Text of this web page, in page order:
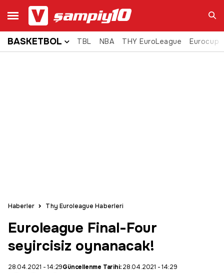
Ara
BASKETBOL TBL NBA THY EuroLeague Eurocup
Haberler Thy Euroleague Haberleri
Euroleague Final-Four
seyircisiz oynanacak!
28.04.2021 - 14:29Güncellenme Tarihi:28.04.2021 - 14:29